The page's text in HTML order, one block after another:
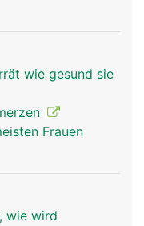
wie gesund sie
Frauen
wie wird